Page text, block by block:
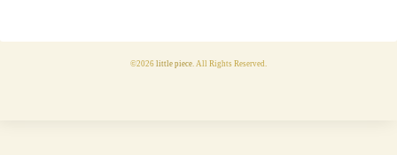
©2026 little piece . All Rights Reserved.